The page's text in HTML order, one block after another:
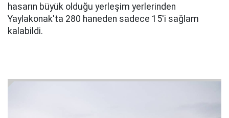
hasarın büyük olduğu yerleşim yerlerinden
Yaylakonak'ta 280 haneden sadece 15'i sağlam
kalabildi.